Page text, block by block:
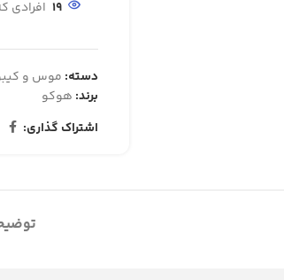
19 افرادی
دسته: موس و
برند: هوکو
اشتراک گذاری: